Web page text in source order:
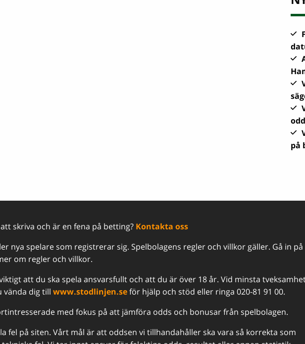
på
skriva och är en fena på betting? Kontakta oss
nya spelare som registrerar sig. Spelbolagens regler och villkor gäller. Gå in på
om regler och villkor.
att du ska spela ansvarsfullt och att du är över 18 år. Vid minsta
vända dig till www.stodlinjen.seför hjälp och stöd eller ringa 020-81 91 00.
med fokus på att jämföra odds och bonusar från spelbolagen.
fel på siten. Vårt mål är att oddsen vi tillhandahåller ska vara så korrekta som